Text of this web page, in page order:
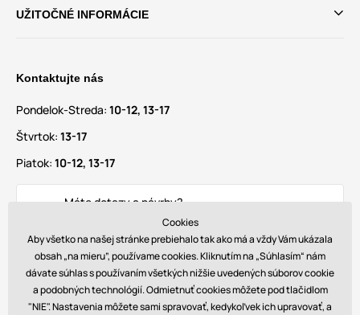
UŽITOČNÉ INFORMÁCIE
Kontaktujte nás
Pondelok-Streda: 10-12, 13-17
Štvrtok: 13-17
Piatok: 10-12, 13-17
Máte dotazy a návrhy?
info@glamadise.sk
Nájdete nás tiež na
Cookies
Aby všetko na našej stránke prebiehalo tak ako má a vždy Vám ukázala
obsah „na mieru”, používame cookies. Kliknutím na „Súhlasím“ nám
dávate súhlas s používaním všetkých nižšie uvedených súborov cookie
a podobných technológií. Odmietnuť cookies môžete pod tlačidlom
"NIE". Nastavenia môžete sami spravovať, kedykoľvek ich upravovať, a